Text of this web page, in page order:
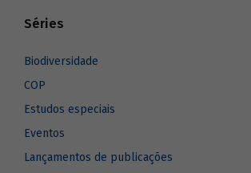
Séries
Biodiversidade
COP
Estudos especiais
Eventos
Lançamentos de publicações